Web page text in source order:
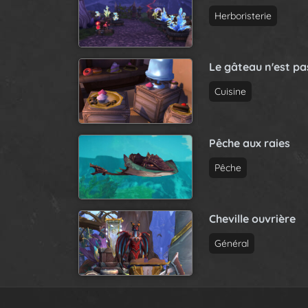
i
g
a
t
i
o
n
Herboristerie
Le gâteau n'est
Cuisine
Pêche aux raies
Pêche
Cheville ouvrière
Général